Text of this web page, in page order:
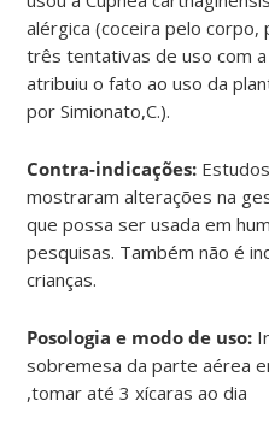
alérgica (coceira pelo corpo,
três tentativas de uso com
atribuiu o fato ao uso da
por Simionato,C.).
Contra-indicações:
mostraram alterações na
que possa ser usada em
pesquisas. Também não é
crianças.
Posologia e modo de uso:
sobremesa da parte aérea
,tomar até 3 xícaras ao dia